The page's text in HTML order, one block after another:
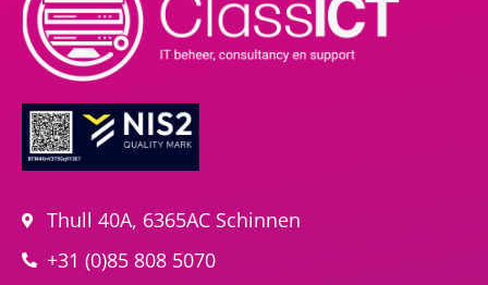
Thull 40A, 6365AC Schinnen
+31 (0)85 808 5070